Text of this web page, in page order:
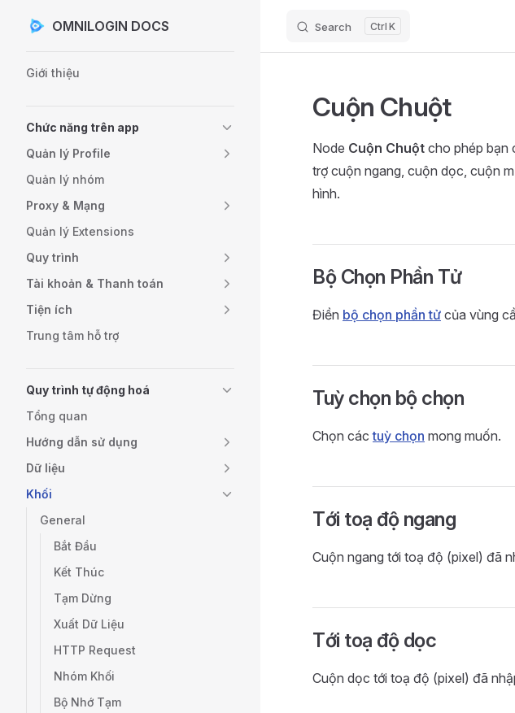
Skip to content
OMNILOGIN DOCS Search K
Giới thiệu
Chức năng trên app
Quản lý Profile
Quản lý nhóm
Proxy & Mạng
Quản lý Extensions
Quy trình
Tài khoản & Thanh toán
Tiện ích
Trung tâm hỗ trợ
Quy trình tự động hoá
Tổng quan
Hướng dẫn sử dụng
Dữ liệu
Khối
General
Bắt Đầu
Kết Thúc
Tạm Dừng
Xuất Dữ Liệu
HTTP Request
Nhóm Khối
Bộ Nhớ Tạm
Cuộn Chuột
Node Cuộn Chuột cho phép bạn
trợ cuộn ngang, cuộn dọc, cuộn
hình.
Bộ Chọn Phần Tử
Điền bộ chọn phần tử của vùng
Tuỳ chọn bộ chọn
Chọn cáctuỳ chọn mong muốn.
Tới toạ độ ngang
Cuộn ngang tới toạ độ (pixel) đã
Tới toạ độ dọc
Cuộn dọc tới toạ độ (pixel) đã